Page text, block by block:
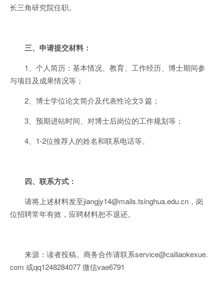
长三角研究院任职。
三、申请提交材料：
1、个人简历：基本情况、教育、工作经历、博士期间参
与项目及成果情况等；
2、博士学位论文简介及代表性论文3 篇；
3、预期进站时间、对博士后岗位的工作规划等；
4、1-2位推荐人的姓名和联系电话等。
四、联系方式：
请将上述材料发至jiangjy14@mails.tsinghua.edu.cn，岗
位招聘常年有效，应聘材料恕不退还。
来源：读者投稿。商务合作请联系service@cailiaokexue.
com 或qq1248284077 微信vae6791